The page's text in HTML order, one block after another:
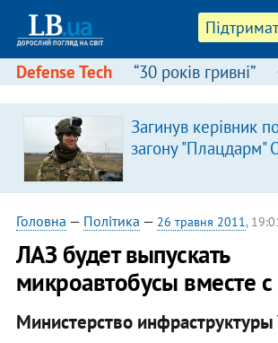
Defense Tech “30 років гривні”
Загинув керівник
загону "Плацдарм"
Головна — Політика — 26 травня 2011,
ЛАЗ будет выпускать
микроавтобусы вместе
Министерство